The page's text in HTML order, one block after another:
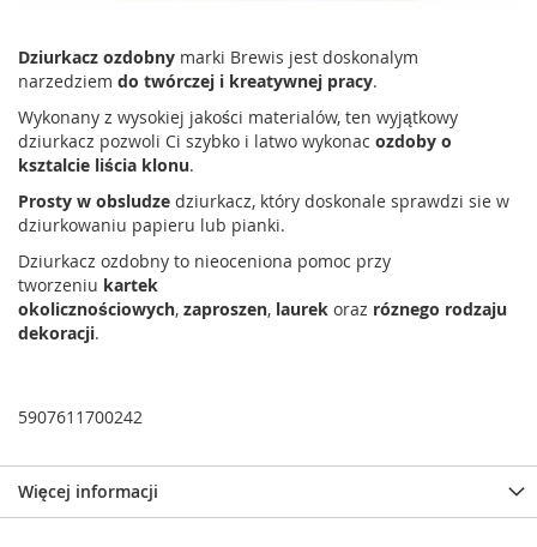
Dziurkacz ozdobny marki Brewis jest doskonalym
narzedziem do twórczej i kreatywnej pracy.
Wykonany z wysokiej jakości materialów, ten wyjątkowy
dziurkacz pozwoli Ci szybko i latwo wykonac ozdoby o
ksztalcie liścia klonu.
Prosty w obsludze dziurkacz, który doskonale sprawdzi sie w
dziurkowaniu papieru lub pianki.
Dziurkacz ozdobny to nieoceniona pomoc przy
tworzeniu kartek
okolicznościowych, zaproszen, laurek oraz róznego rodzaju
dekoracji.
5907611700242
Więcej informacji